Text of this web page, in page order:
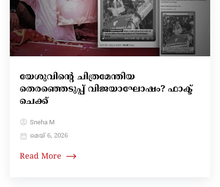
യേശുവിന്റെ ചിത്രമേന്തിയ
തെരഞ്ഞെടുപ്പ് വിജയാഘോഷം? ഫാക്ട്
ചെക്ക്
Sneha M
മെയ്‌ 6, 2026
Read More